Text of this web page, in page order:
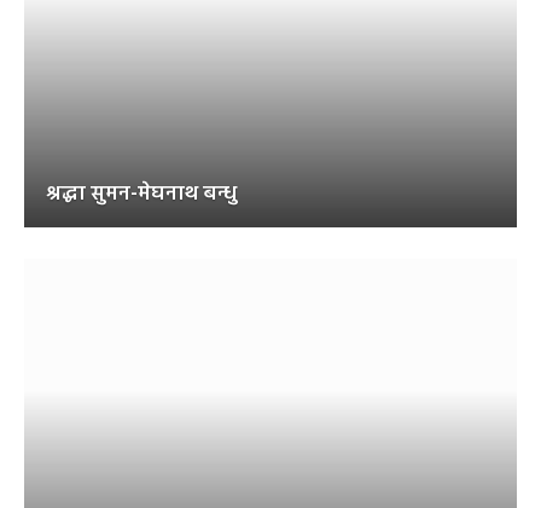
श्रद्धा सुमन-मेघनाथ बन्धु